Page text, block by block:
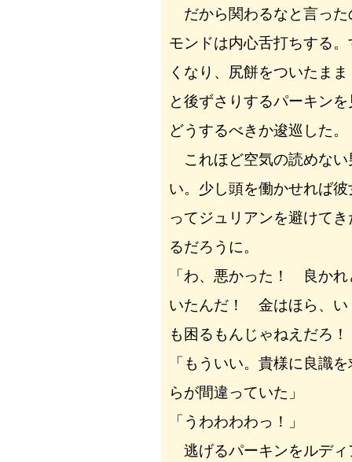
だから関わるなと言った
モンドは内心舌打ちする
くなり、尻餅をついたま
と後ずさりするパーキン
どうするべきか逡巡した。
これほど空気の読めない
い。少し頭を働かせれば
ってジュリアンを避けて
るだろうに。
「わ、悪かった！ 良かれ
いたんだ！ 金はほら、い
も困るもんじゃねえだろ！
「もういい。貴様に良識
らが間違っていた」
「うわわわわっ！」
逃げるパーキンをルディ